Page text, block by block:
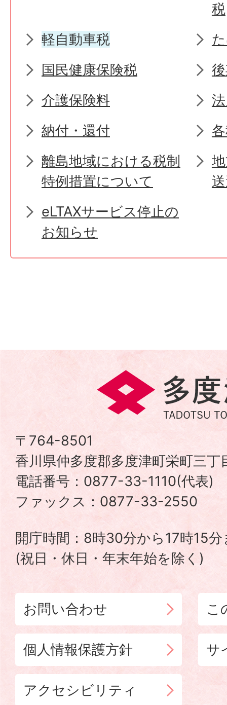
税
軽自動車税
国民健康保険税
介護保険料
納付・還付
離島地域における税制
特例措置について
eLTAXサービス停止の
お知らせ
多
度
町
TADOTSU
TOWN
〒764-8501
香川県仲多度郡多度津町栄町三
電話番号：0877-33-1110(代表)
ファックス：0877-33-2550
開庁時間：8時30分から17時15分
(祝日・休日・年末年始を除く)
お問い合わせ こ
個人情報保護方針 サ
アクセシビリティ